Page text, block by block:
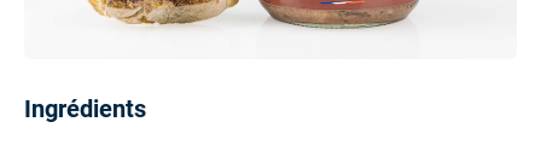
Ingrédients